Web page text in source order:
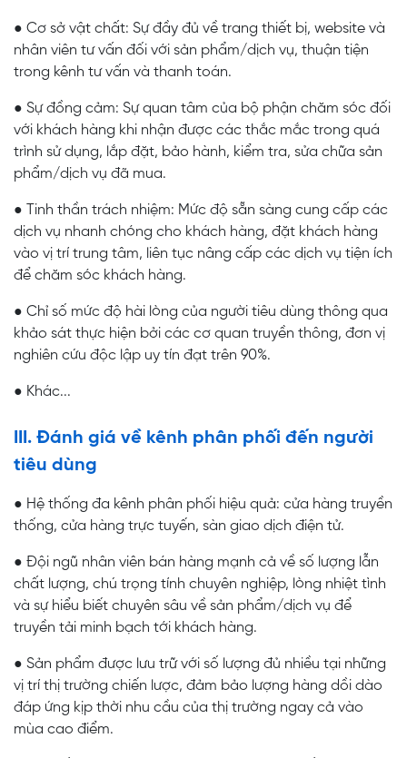
● Cơ sở vật chất: Sự đầy đủ về trang thiết bị, website và
nhân viên tư vấn đối với sản phẩm/dịch vụ, thuận tiện
trong kênh tư vấn và thanh toán.
● Sự đồng cảm: Sự quan tâm của bộ phận chăm sóc đối
với khách hàng khi nhận được các thắc mắc trong quá
trình sử dụng, lắp đặt, bảo hành, kiểm tra, sửa chữa sản
phẩm/dịch vụ đã mua.
● Tinh thần trách nhiệm: Mức độ sẵn sàng cung cấp các
dịch vụ nhanh chóng cho khách hàng, đặt khách hàng
vào vị trí trung tâm, liên tục nâng cấp các dịch vụ tiện ích
để chăm sóc khách hàng.
● Chỉ số mức độ hài lòng của người tiêu dùng thông qua
khảo sát thực hiện bởi các cơ quan truyền thông, đơn vị
nghiên cứu độc lập uy tín đạt trên 90%.
● Khác...
III. Đánh giá về kênh phân phối đến người
tiêu dùng
● Hệ thống đa kênh phân phối hiệu quả: cửa hàng truyền
thống, cửa hàng trực tuyến, sàn giao dịch điện tử.
● Đội ngũ nhân viên bán hàng mạnh cả về số lượng lẫn
chất lượng, chú trọng tính chuyên nghiệp, lòng nhiệt tình
và sự hiểu biết chuyên sâu về sản phẩm/dịch vụ để
truyền tải minh bạch tới khách hàng.
● Sản phẩm được lưu trữ với số lượng đủ nhiều tại những
vị trí thị trường chiến lược, đảm bảo lượng hàng dồi dào
đáp ứng kịp thời nhu cầu của thị trường ngay cả vào
mùa cao điểm.